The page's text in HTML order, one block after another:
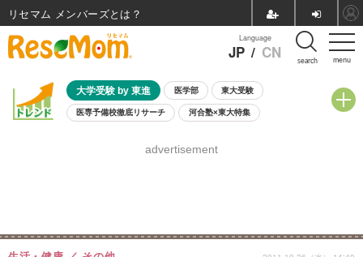
menu
Language
JP / CN search
大学受験 by 東進 医学部 東大受験
医専予備校徹底リサーチ 河合塾×東大特集
8月開催学校説明会・相談会
advertisement
リセマム メンバーズ